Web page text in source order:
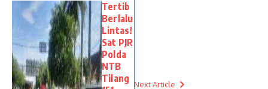
Tertib
Berlalu
Lintas!
Sat PJR
Polda
NTB
Tilang
Next Article